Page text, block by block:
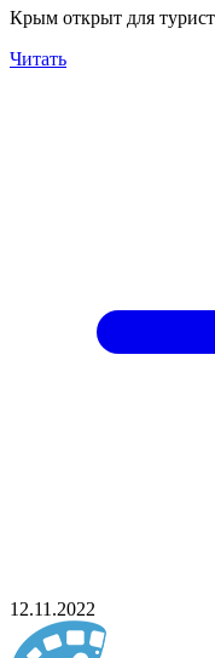
Крым открыт для
Читать
12.11.2022